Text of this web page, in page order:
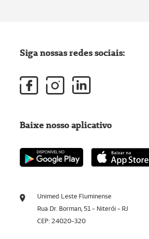
Unimed Leste Fluminense
Rua Dr. Borman, 51 - Niterói - RJ
CEP: 24020-320
Siga nossas redes sociais:
Baixe nosso aplicativo